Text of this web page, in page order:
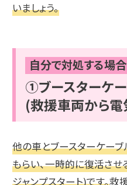
いましょう。
自分で対処する場合
①ブースターケ
(救援車両から電
他の車とブースターケー
もらい、一時的に復活させ
ジャンプスタート)です。救